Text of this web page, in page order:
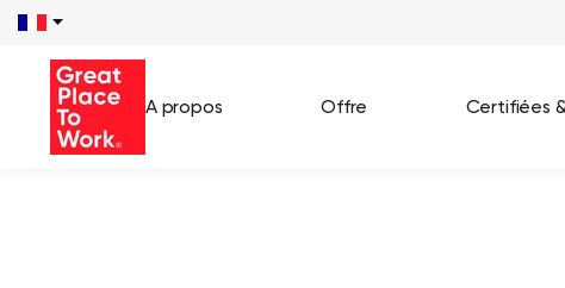
A propos Offre Certifiées
/**** SEARCH *****/ /**** END SEARCH *****/